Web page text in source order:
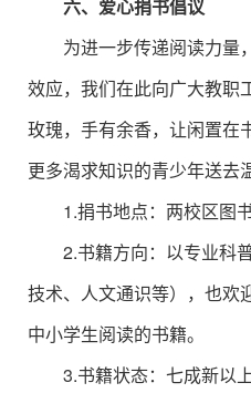
六、爱心捐书倡议
为进一步传递阅读力量
效应，我们在此向广大教职
玫瑰，手有余香，让闲置在
更多渴求知识的青少年送去
1.捐书地点：两校区图
2.书籍方向：以专业科
技术、人文通识等），也欢
中小学生阅读的书籍。
3.书籍状态：七成新以